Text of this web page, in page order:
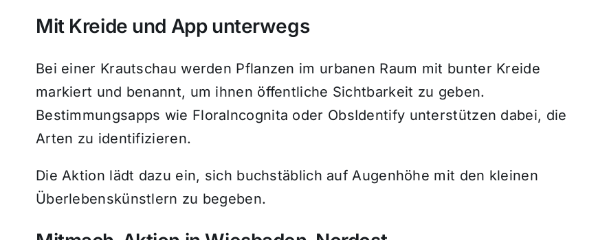
Mit Kreide und App unterwegs
Bei einer Krautschau werden Pflanzen im urbanen Raum mit bunter Kreide
markiert und benannt, um ihnen öffentliche Sichtbarkeit zu geben.
Bestimmungsapps wie FloraIncognita oder ObsIdentify unterstützen dabei, die
Arten zu identifizieren.
Die Aktion lädt dazu ein, sich buchstäblich auf Augenhöhe mit den kleinen
Überlebenskünstlern zu begeben.